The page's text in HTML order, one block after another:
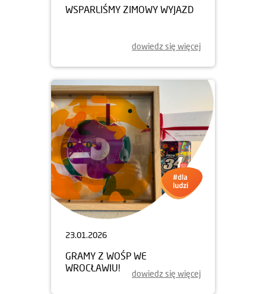
WSPARLIŚMY ZIMOWY WYJAZD
dowiedz się więcej
23.01.2026
GRAMY Z WOŚP WE
WROCŁAWIU!
dowiedz się więcej